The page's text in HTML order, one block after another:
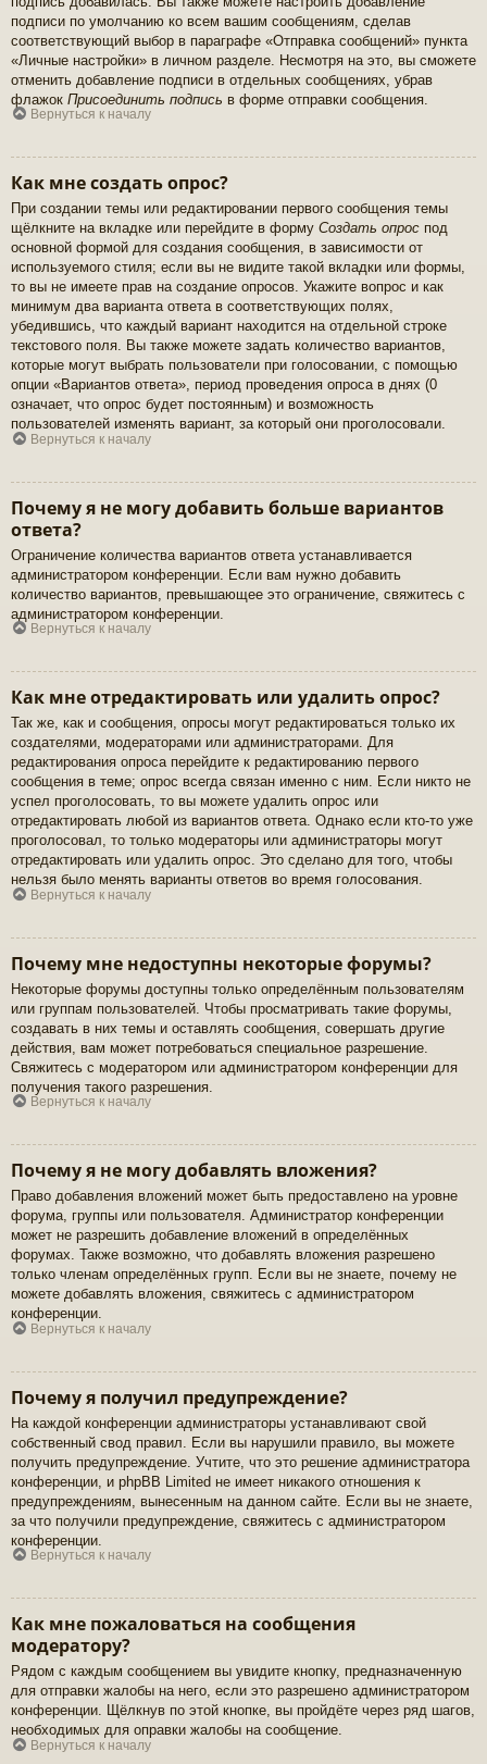
подписи по умолчанию ко всем вашим сообщениям, сделав
соответствующий выбор в параграфе «Отправка сообщений» пункта
«Личные настройки» в личном разделе. Несмотря на это, вы сможете
отменить добавление подписи в отдельных сообщениях, убрав
флажок Присоединить подпись в форме отправки сообщения.
Вернуться к началу
Как мне создать опрос?
При создании темы или редактировании первого сообщения темы
щёлкните на вкладке или перейдите в форму Создать опрос под
основной формой для создания сообщения, в зависимости от
используемого стиля; если вы не видите такой вкладки или формы,
то вы не имеете прав на создание опросов. Укажите вопрос и как
минимум два варианта ответа в соответствующих полях,
убедившись, что каждый вариант находится на отдельной строке
текстового поля. Вы также можете задать количество вариантов,
которые могут выбрать пользователи при голосовании, с помощью
опции «Вариантов ответа», период проведения опроса в днях (0
означает, что опрос будет постоянным) и возможность
пользователей изменять вариант, за который они проголосовали.
Вернуться к началу
Почему я не могу добавить больше вариантов
ответа?
Ограничение количества вариантов ответа устанавливается
администратором конференции. Если вам нужно добавить
количество вариантов, превышающее это ограничение, свяжитесь с
администратором конференции.
Вернуться к началу
Как мне отредактировать или удалить опрос?
Так же, как и сообщения, опросы могут редактироваться только их
создателями, модераторами или администраторами. Для
редактирования опроса перейдите к редактированию первого
сообщения в теме; опрос всегда связан именно с ним. Если никто не
успел проголосовать, то вы можете удалить опрос или
отредактировать любой из вариантов ответа. Однако если кто-то уже
проголосовал, то только модераторы или администраторы могут
отредактировать или удалить опрос. Это сделано для того, чтобы
нельзя было менять варианты ответов во время голосования.
Вернуться к началу
Почему мне недоступны некоторые форумы?
Некоторые форумы доступны только определённым пользователям
или группам пользователей. Чтобы просматривать такие форумы,
создавать в них темы и оставлять сообщения, совершать другие
действия, вам может потребоваться специальное разрешение.
Свяжитесь с модератором или администратором конференции для
получения такого разрешения.
Вернуться к началу
Почему я не могу добавлять вложения?
Право добавления вложений может быть предоставлено на уровне
форума, группы или пользователя. Администратор конференции
может не разрешить добавление вложений в определённых
форумах. Также возможно, что добавлять вложения разрешено
только членам определённых групп. Если вы не знаете, почему не
можете добавлять вложения, свяжитесь с администратором
конференции.
Вернуться к началу
Почему я получил предупреждение?
На каждой конференции администраторы устанавливают свой
собственный свод правил. Если вы нарушили правило, вы можете
получить предупреждение. Учтите, что это решение администратора
конференции, и phpBB Limited не имеет никакого отношения к
предупреждениям, вынесенным на данном сайте. Если вы не знаете,
за что получили предупреждение, свяжитесь с администратором
конференции.
Вернуться к началу
Как мне пожаловаться на сообщения
модератору?
Рядом с каждым сообщением вы увидите кнопку, предназначенную
для отправки жалобы на него, если это разрешено администратором
конференции. Щёлкнув по этой кнопке, вы пройдёте через ряд шагов,
необходимых для оправки жалобы на сообщение.
Вернуться к началу